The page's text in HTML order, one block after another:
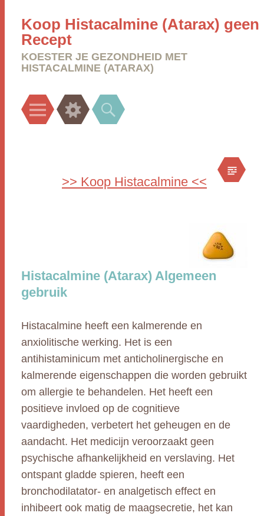
Koop Histacalmine (Atarax) geen
Recept
KOESTER JE GEZONDHEID MET
HISTACALMINE (ATARAX)
Menu Widgets Search
>> Koop Histacalmine <<
Histacalmine (Atarax) Algemeen
gebruik
Histacalmine heeft een kalmerende en
anxiolitische werking. Het is een
antihistaminicum met anticholinergische en
kalmerende eigenschappen die worden gebruikt
om allergie te behandelen. Het heeft een
positieve invloed op de cognitieve
vaardigheden, verbetert het geheugen en de
aandacht. Het medicijn veroorzaakt geen
psychische afhankelijkheid en verslaving. Het
ontspant gladde spieren, heeft een
bronchodilatator- en analgetisch effect en
inhibeert ook matig de maagsecretie, het kan